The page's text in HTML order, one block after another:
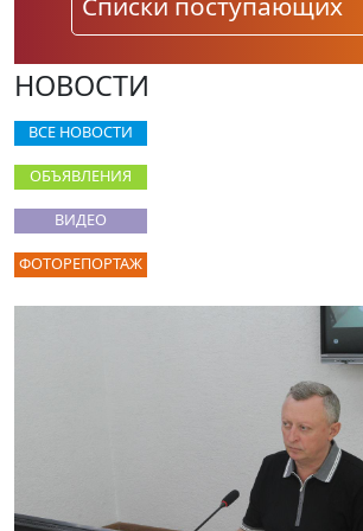
НОВОСТИ
ВСЕ НОВОСТИ
ОБЪЯВЛЕНИЯ
ВИДЕО
ФОТОРЕПОРТАЖ